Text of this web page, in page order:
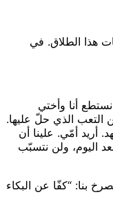
هذا الطلاق. في
أنا وأختي
التعب الذي حلّ عليها.
أمّي. علينا أن
اليوم، ولن نتسبّب
بنا: “كفّا عن البكاء